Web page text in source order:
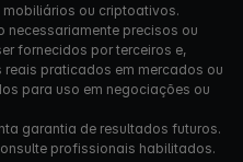
ou criptoativos.
necessariamente precisos ou
fornecidos por terceiros e,
praticados em mercados ou
para uso em negociações ou
garantia de resultados futuros.
profissionais habilitados.